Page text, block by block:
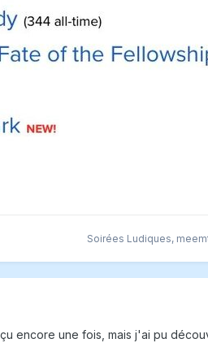
Soirées Ludiques,
encore une fois, mais j'ai pu